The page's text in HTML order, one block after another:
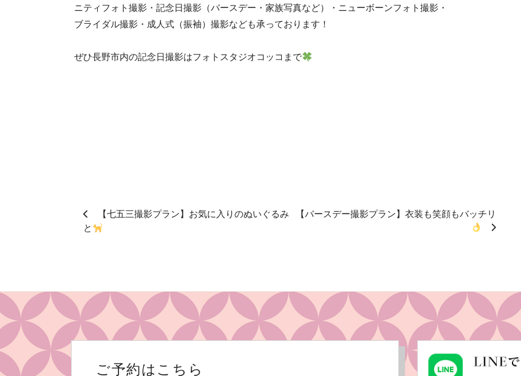
ニティフォト撮影・記念日撮影（バースデー・家族写真など）・ニューボーンフォト撮影・
ブライダル撮影・成人式（振袖）撮影なども承っております！
ぜひ長野市内の記念日撮影はフォトスタジオコッコまで
【七五三撮影プラン】お気に入りのぬいぐるみ
と
【バースデー撮影プラン】衣装も笑顔もバッチリ
ご予約はこちら